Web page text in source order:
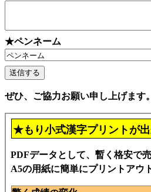
★ペンネーム
ぜひ、ご協力お願い申し上げます。